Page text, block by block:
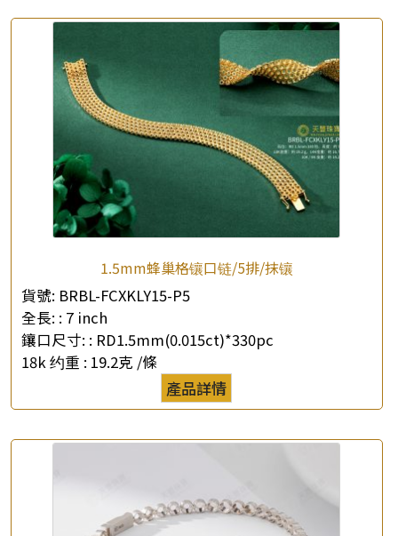
產品查詢
*你的名字
聯絡電話
1.5mm蜂巢格镶口链/5排/抹镶
貨號: BRBL-FCXKLY15-P5
全長: : 7 inch
鑲口尺寸: : RD1.5mm(0.015ct)*330pc
18k 约重 : 19.2克 /條
產品詳情